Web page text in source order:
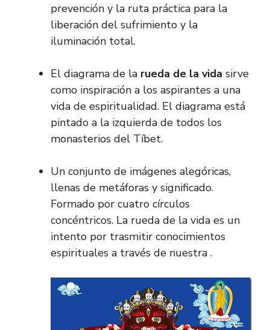
prevención y la ruta práctica para la
liberación del sufrimiento y la
iluminación total.
El diagrama de la rueda de la vida sirve
como inspiración a los aspirantes a una
vida de espiritualidad. El diagrama está
pintado a la izquierda de todos los
monasterios del Tíbet.
Un conjunto de imágenes alegóricas,
llenas de metáforas y significado.
Formado por cuatro círculos
concéntricos. La rueda de la vida es un
intento por trasmitir conocimientos
espirituales a través de nuestra .